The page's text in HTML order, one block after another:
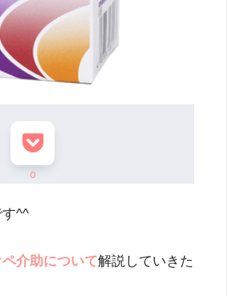
0
す^^
介助について解説していきた